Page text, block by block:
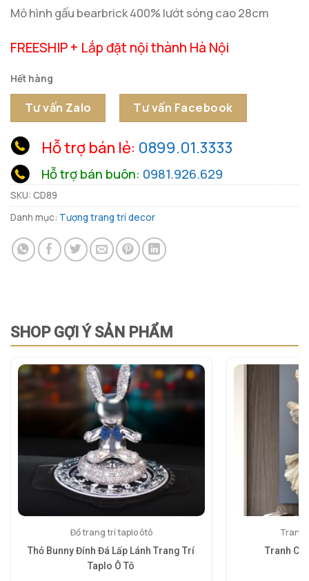
Mô hình gấu bearbrick 400% lướt sóng cao 28cm
FREESHIP + Lắp đặt nội thành Hà Nội
Hết hàng
Tư vấn Zalo Tư vấn Facebook
Hỗ trợ bán lẻ: 0899.01.3333
Hỗ trợ bán buôn: 0981.926.629
SKU: CD89
Danh mục: Tượng trang trí decor
SHOP GỢI Ý SẢN PHẨM
Đồ trang trí taplo ôtô
Thỏ Bunny Đính Đá Lấp Lánh Trang Trí
Taplo Ô Tô
Tranh
Tranh Cá